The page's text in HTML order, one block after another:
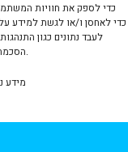
כדי לספק את חוויות
לעבד נתונים כגון
הסכמה עלולים להשפיע לרעה על תכונות ופונקציות מסוימות.
מידע